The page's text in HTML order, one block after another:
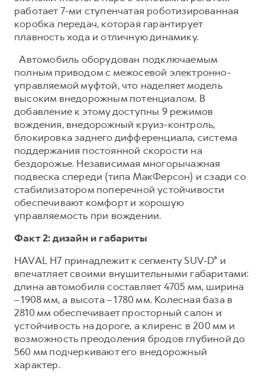
работает 7-ми ступенчатая роботизированная
коробка передач, которая гарантирует
плавность хода и отличную динамику.
Автомобиль оборудован подключаемым
полным приводом с межосевой электронно-
управляемой муфтой, что наделяет модель
высоким внедорожным потенциалом. В
добавление к этому доступны 9 режимов
вождения, внедорожный круиз-контроль,
блокировка заднего дифференциала, система
поддержания постоянной скорости на
бездорожье. Независимая многорычажная
подвеска спереди (типа МакФерсон) и сзади со
стабилизатором поперечной устойчивости
обеспечивают комфорт и хорошую
управляемость при вождении.
Факт 2: дизайн и габариты
HAVAL H7 принадлежит к сегменту SUV-D⁶ и
впечатляет своими внушительными габаритами:
длина автомобиля составляет 4705 мм, ширина
– 1908 мм, а высота – 1780 мм. Колесная база в
2810 мм обеспечивает просторный салон и
устойчивость на дороге, а клиренс в 200 мм и
возможность преодоления бродов глубиной до
560 мм подчеркивают его внедорожный
характер.